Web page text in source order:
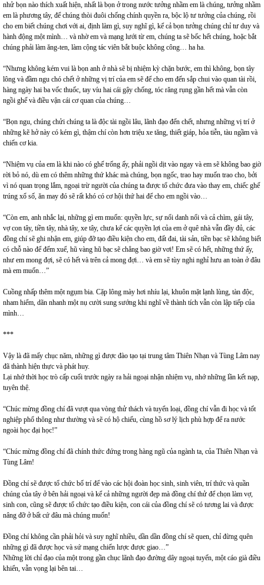
nhử bọn nào thích xuất hiện, nhất là bọn ở trong nước tưởng nhầm em là chúng, tưởng nhầm
em là phương tây, để chúng thòi đuôi chống chính quyền ra, bộc lộ tư tưởng của chúng, rồi
cho em biết chúng chơi với ai, định làm gì, suy nghĩ gì, kể cả bọn tưởng chúng chỉ tư duy và
hành động một mình… và nhờ em và mạng lưới từ em, chúng ta sẽ bốc hết chúng, hoặc bắt
chúng phải làm ăng-ten, làm cộng tác viên bắt buộc không công… ha ha.
“Nhưng không kém vui là bọn anh ở nhà sẽ bị nhiệm kỳ chặn bước, em thì không, bọn tây
lông và đầm ngu chó chết ở những vị trí của em sẽ để cho em đến sắp chui vào quan tài rồi,
hàng ngày hai ba vốc thuốc, tay víu hai cái gậy chống, tóc răng rụng gần hết mà vẫn còn
ngồi ghế và điều vận cái cơ quan của chúng…
“Bọn ngu, chúng chửi chúng ta là độc tài ngồi lâu, lãnh đạo đến chết, nhưng những vị trí ở
những kẽ hở này có kém gì, thậm chí còn hơn triệu xe tăng, thiết giáp, hỏa tiễn, tàu ngầm và
chiến cơ kia.
“Nhiệm vụ của em là khi nào có ghế trống ấy, phải ngồi dịt vào ngay và em sẽ không bao giờ
rời bỏ nó, dù em có thêm những thứ khác mà chúng, bọn ngốc, trao hay muốn trao cho, bởi
vì nó quan trọng lắm, ngoại trừ người của chúng ta được tổ chức đưa vào thay em, chiếc ghế
trúng xổ số, ăn may đó sẽ rất khó có cơ hội thứ hai để cho em ngồi vào…
“Còn em, anh nhắc lại, những gì em muốn: quyền lực, sự nổi danh nổi và cả chìm, gái tây,
vợ con tây, tiền tây, nhà tây, xe tây, chưa kể các quyền lợi của em ở quê nhà vẫn đầy đủ, các
đồng chí sẽ ghi nhận em, giúp đỡ tạo điều kiện cho em, đất đai, tài sản, tiền bạc sẽ không biết
có chỗ nào để đếm xuể, hũ vàng hũ bạc sẽ chẳng bao giờ vơi! Em sẽ có hết, những thứ ấy,
như em mong đợi, sẽ có hết và trên cả mong đợi… và em sẽ tùy nghi nghỉ hưu an toàn ở đâu
mà em muốn…”
Cuồng nhấp thêm một ngụm bia. Cặp lông mày hơi nhíu lại, khuôn mặt lạnh lùng, tàn độc,
nham hiểm, dãn nhanh một nụ cười sung sướng khi nghĩ về thành tích vẫn còn lập tiếp của
mình…
***
Vậy là đã mấy chục năm, những gì được đào tạo tại trung tâm Thiên Nhạn và Tùng Lâm nay
đã thành hiện thực và phát huy.
Lại nhớ thời học trò cấp cuối trước ngày ra hải ngoại nhận nhiệm vụ, nhớ những lần kết nạp,
tuyên thệ.
“Chúc mừng đồng chí đã vượt qua vòng thử thách và tuyển loại, đồng chí vẫn đi học và tốt
nghiệp phổ thông như thường và sẽ có hộ chiếu, cùng hồ sơ lý lịch phù hợp để ra nước
ngoài học đại học!”
“Chúc mừng đồng chí đã chính thức đứng trong hàng ngũ của ngành ta, của Thiên Nhạn và
Tùng Lâm!
Đồng chí sẽ được tổ chức bố trí để vào các hội đoàn học sinh, sinh viên, trí thức và quần
chúng của tây ở bên hải ngoại và kể cả những người đẹp mà đồng chí thử để chọn làm vợ,
sinh con, cũng sẽ được tổ chức tạo điều kiện, con cái của đồng chí sẽ có tương lai và được
nâng đỡ ở bất cứ đâu mà chúng muốn!
Đồng chí không cần phải hỏi và suy nghĩ nhiều, dần dần đồng chí sẽ quen, chỉ đừng quên
những gì đã được học và sứ mạng chiến lược được giao…”
Những lời chỉ đạo của một trong gần chục lãnh đạo đường dây ngoại tuyến, một cáo già điều
khiển, vẫn vọng lại bên tai…